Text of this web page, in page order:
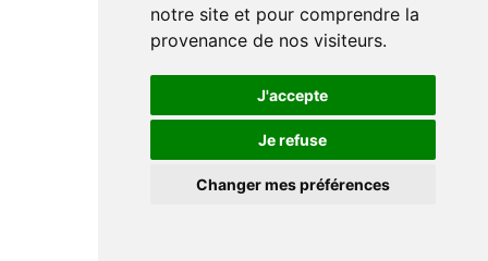
notre site et pour comprendre la
provenance de nos visiteurs.
J'accepte
Je refuse
Changer mes préférences